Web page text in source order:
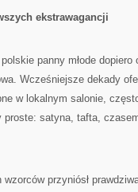
ekstrawagancji
panny młode dopiero
Wcześniejsze dekady
w lokalnym salonie,
proste: satyna, tafta,
przyniósł